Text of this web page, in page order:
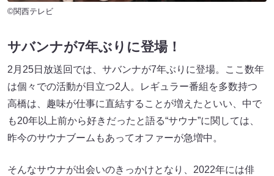
©関西テレビ
サバンナが7年ぶりに登場！
2月25日放送回では、サバンナが7年ぶりに登場。ここ数年
は個々での活動が目立つ2人。レギュラー番組を多数持つ
高橋は、趣味が仕事に直結することが増えたといい、中で
も20年以上前から好きだったと語る“サウナ”に関しては、
昨今のサウナブームもあってオファーが急増中。
そんなサウナが出会いのきっかけとなり、2022年には俳